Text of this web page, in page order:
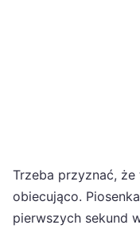
Trzeba przyznać,
obiecująco.
pierwszych sekund